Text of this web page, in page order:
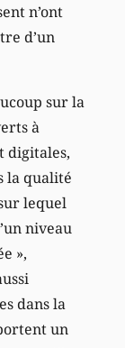
n’ont
d’un
sur la
à
digitales,
la qualité
lequel
niveau
»,
dans la
un